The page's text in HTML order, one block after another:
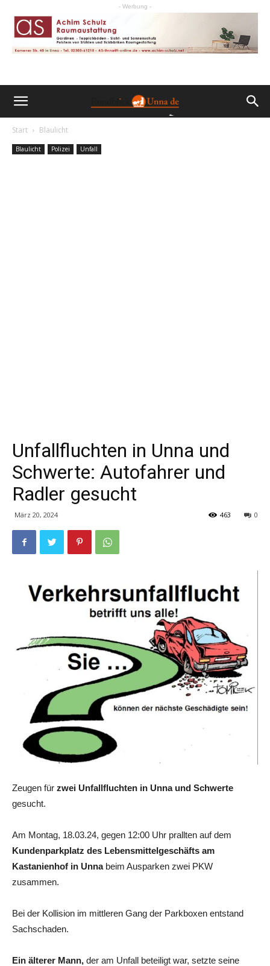
- Werbung -
Start Blaulicht
Blaulicht Polizei Unfall
Unfallfluchten in Unna und
Schwerte: Autofahrer und
Radler gesucht
März 20, 2024 0
463
Zeugen für zwei Unfallfluchten in Unna und Schwerte
gesucht.
Am Montag, 18.03.24, gegen 12:00 Uhr prallten auf dem
Kundenparkplatz des Lebensmittelgeschäfts am
Kastanienhof in Unnabeim Ausparken zwei PKW
zusammen.
Bei der Kollision im mittleren Gang der Parkboxen entstand
Sachschaden.
Ein älterer Mann, der am Unfall beteiligt war, setzte seine